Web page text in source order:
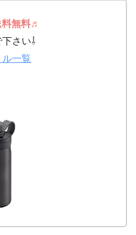
料無料♬
さい⇩
ル一覧